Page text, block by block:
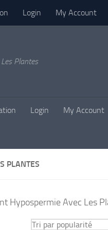
Login My Account
Plantes
Login My Account
PLANTES
Hypospermie Avec Les